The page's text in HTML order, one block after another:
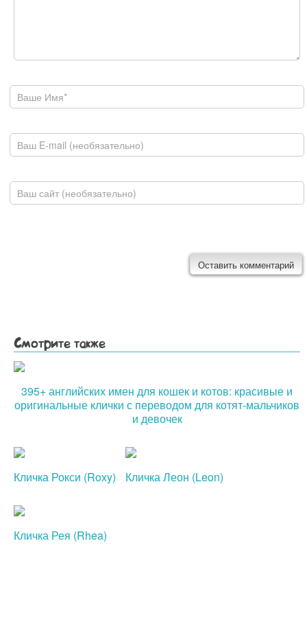
Ваше имя
E-mail
Домашняя страница
Смотрите также
395+ английских имен для кошек и котов: красивые и
оригинальные клички с переводом для котят-мальчиков
и девочек
Кличка Рокси (Roxy) Кличка Леон (Leon)
Кличка Рея (Rhea)